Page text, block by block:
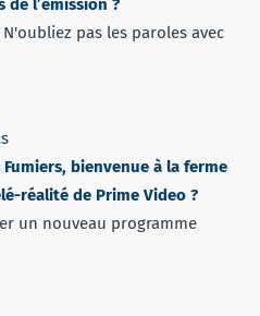
de l’émission ?
pas les paroles avec
Fumiers, bienvenue à la ferme
réalité de Prime Video ?
un nouveau programme